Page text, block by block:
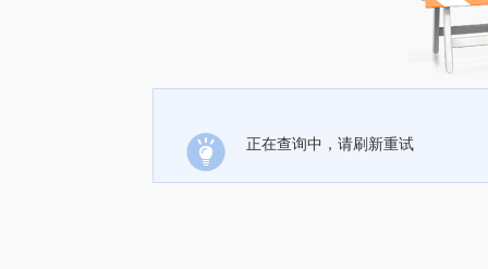
正在查询中，请刷新重试